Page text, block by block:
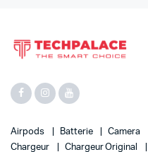
Airpods Batterie Camera
Chargeur
Chargeur Original